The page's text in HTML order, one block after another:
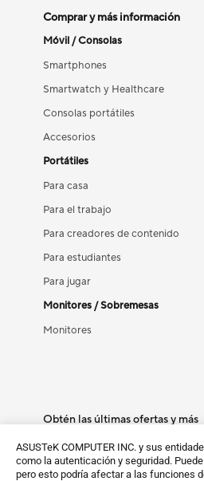
ASUSTeK COMPUTER INC. y sus
como la autenticación y seguridad.
pero esto podría afectar a las funciones
Comprar y más información
Móvil / Consolas
Smartphones
Smartwatch y Healthcare
Consolas portátiles
Accesorios
Portátiles
Para casa
Para el trabajo
Para creadores de contenido
Para estudiantes
Para jugar
Monitores / Sobremesas
Monitores
Obtén las últimas ofertas y más